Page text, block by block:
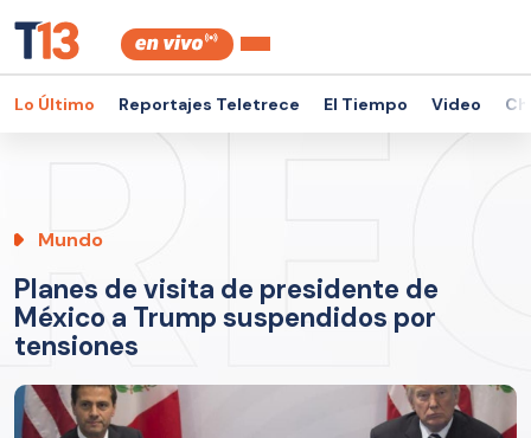
Lo Último Reportajes Teletrece El Tiempo Video
Mundo
Planes de visita de presidente de
México a Trump suspendidos por
tensiones